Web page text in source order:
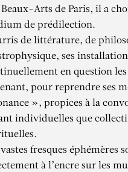
Beaux-Arts de Paris, il a
de prédilection.
de littérature, de
ses
en question
pour reprendre ses
», propices à la
individuelles que
vastes fresques éphémères
à l’encre sur les